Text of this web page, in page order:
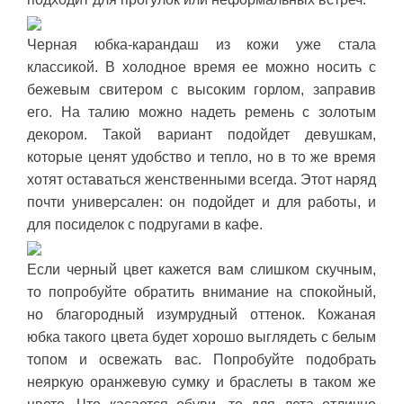
Черная юбка-карандаш из кожи уже стала
классикой. В холодное время ее можно носить с
бежевым свитером с высоким горлом, заправив
его. На талию можно надеть ремень с золотым
декором. Такой вариант подойдет девушкам,
которые ценят удобство и тепло, но в то же время
хотят оставаться женственными всегда. Этот наряд
почти универсален: он подойдет и для работы, и
для посиделок с подругами в кафе.
Если черный цвет кажется вам слишком скучным,
то попробуйте обратить внимание на спокойный,
но благородный изумрудный оттенок. Кожаная
юбка такого цвета будет хорошо выглядеть с белым
топом и освежать вас. Попробуйте подобрать
неяркую оранжевую сумку и браслеты в таком же